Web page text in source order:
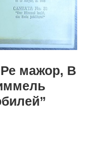
мажор, B